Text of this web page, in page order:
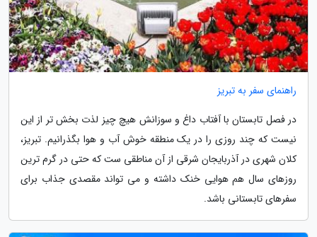
راهنمای سفر به تبریز
در فصل تابستان با آفتاب داغ و سوزانش هیچ چیز لذت بخش تر از این
نیست که چند روزی را در یک منطقه خوش آب و هوا بگذرانیم. تبریز،
کلان شهری در آذربایجان شرقی از آن مناطقی ست که حتی در گرم ترین
روزهای سال هم هوایی خنک داشته و می تواند مقصدی جذاب برای
سفرهای تابستانی باشد.